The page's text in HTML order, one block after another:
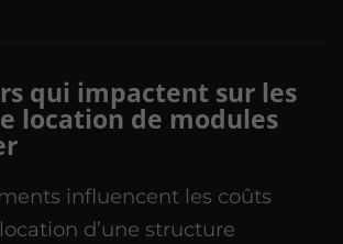
qui impactent sur les
location de modules
influencent les coûts
d’une structure